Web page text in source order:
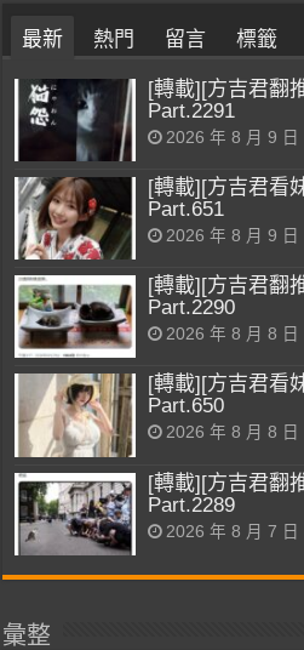
最新 熱門 留言 標籤
[轉載][方吉君翻
Part.2291
2026 年 8 月 9 日
[轉載][方吉君看
Part.651
2026 年 8 月 9 日
[轉載][方吉君翻
Part.2290
2026 年 8 月 8 日
[轉載][方吉君看
Part.650
2026 年 8 月 8 日
[轉載][方吉君翻
Part.2289
2026 年 8 月 7 日
彙整